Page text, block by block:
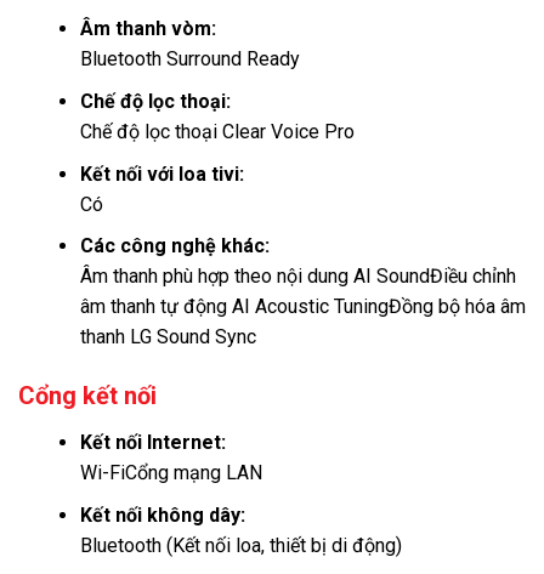
Âm thanh vòm:
Bluetooth Surround Ready
Chế độ lọc thoại:
Chế độ lọc thoại Clear Voice Pro
Kết nối với loa tivi:
Có
Các công nghệ khác:
Âm thanh phù hợp theo nội dung AI SoundĐiều chỉnh
âm thanh tự động AI Acoustic TuningĐồng bộ hóa âm
thanh LG Sound Sync
Cổng kết nối
Kết nối Internet:
Wi-FiCổng mạng LAN
Kết nối không dây:
Bluetooth (Kết nối loa, thiết bị di động)